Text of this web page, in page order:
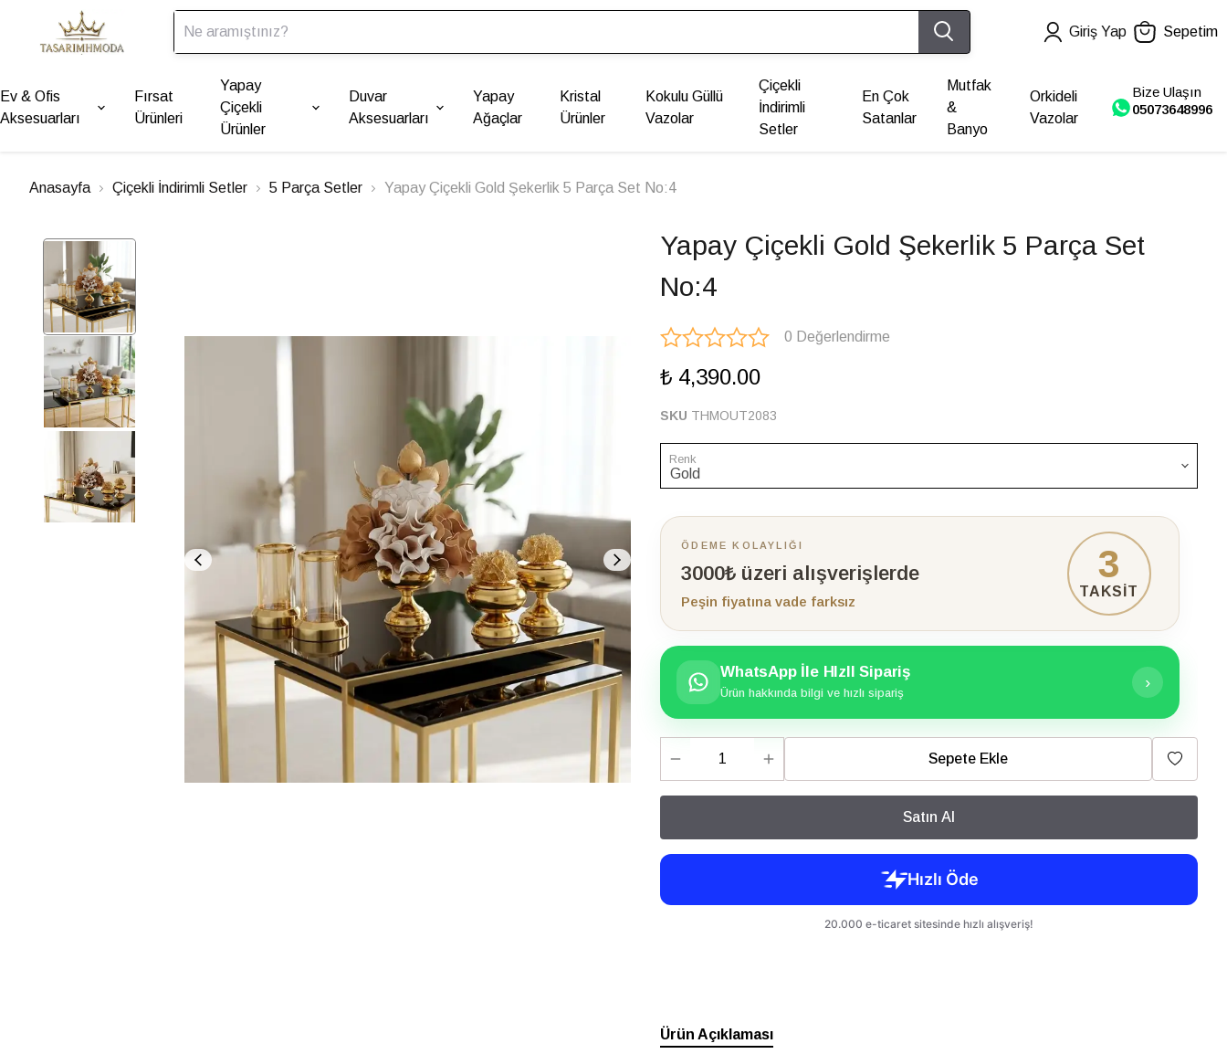
Giriş Yap Sepetim
Ev & Ofis
Aksesuarları
Fırsat
Ürünleri
Yapay
Çiçekli
Ürünler
Duvar
Aksesuarları
Yapay
Ağaçlar
Kristal
Ürünler
Kokulu Güllü
Vazolar
Çiçekli
İndirimli
Setler
En Çok
Satanlar
Mutfak
&
Banyo
Orkideli
Vazolar
Bize Ulaşın
05073648996
Anasayfa Çiçekli İndirimli Setler 5 Parça Setler Yapay Çiçekli Gold Şekerlik 5 Parça Set No:4
Yapay Çiçekli Gold Şekerlik 5 Parça Set
No:4
0 Değerlendirme
₺ 4,390.00
SKU THMOUT2083
Renk
ÖDEME KOLAYLIĞI
3000₺ üzeri alışverişlerde
Peşin fiyatına vade farksız
3
TAKSİT
WhatsApp İle HIzlI Sipariş
Ürün hakkında bilgi ve hızlı sipariş
›
Sepete Ekle
Satın Al
Ürün Açıklaması